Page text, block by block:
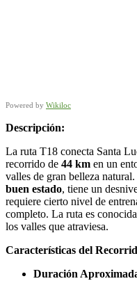
Powered by Wikiloc
Descripción:
La ruta T18 conecta Santa
recorrido de 44 km en un
valles de gran belleza
buen estado, tiene un
requiere cierto nivel de
completo. La ruta es
los valles que atraviesa.
Características del
Duración